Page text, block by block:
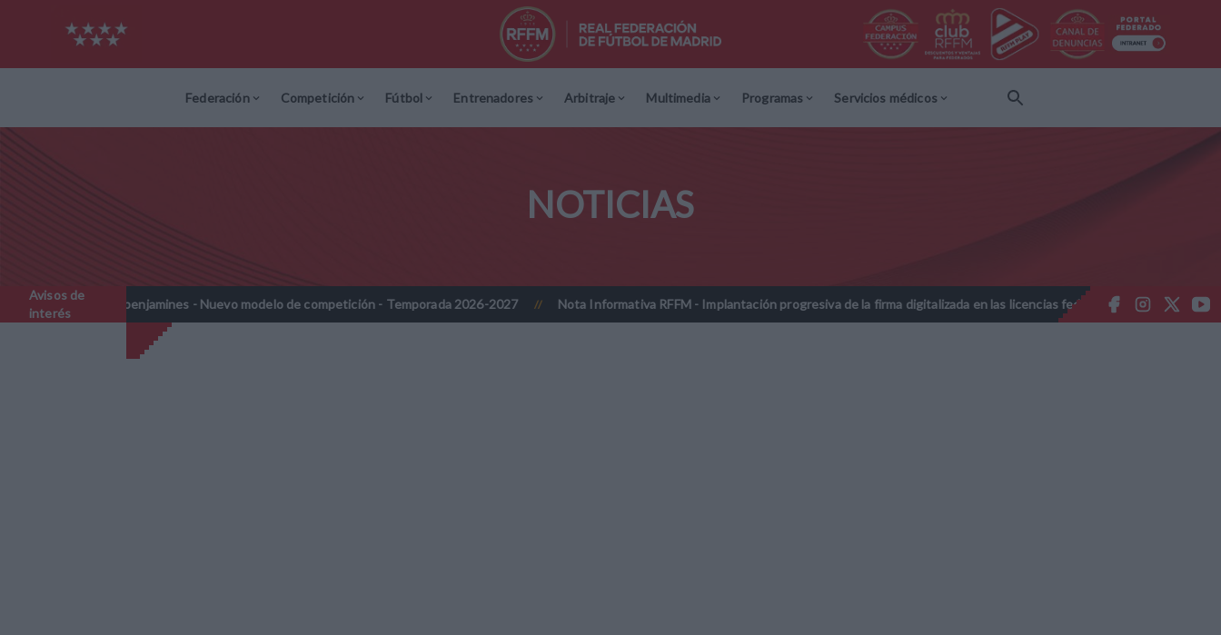
Federación Competición Fútbol Entrenadores Arbitraje Multimedia Programas Servicios médicos
NOTICIAS
Avisos de
interés
Prebenjamines - Nuevo modelo de competición - Temporada 2026-2027 // Nota Informativa RFFM - Implantación progresiva de la firma digitalizada en las licencias federativas - Temporada 2026-2027